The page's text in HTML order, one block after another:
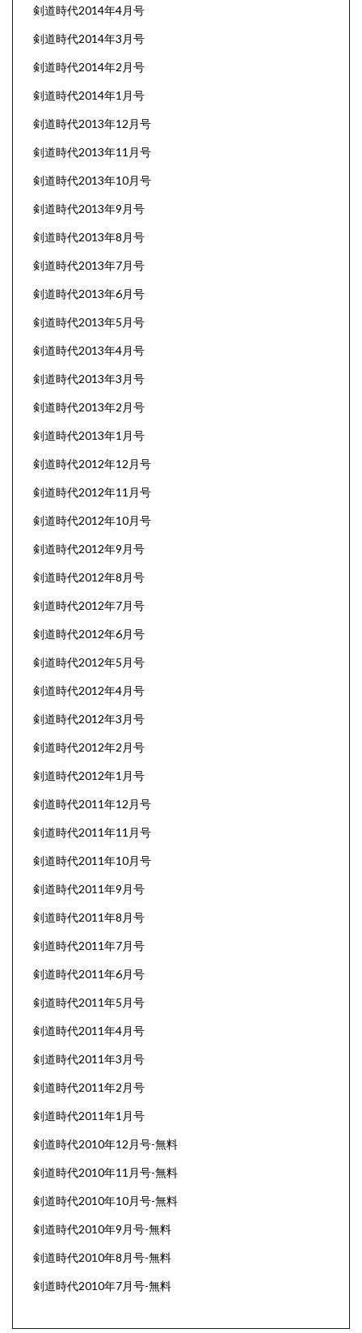
剣道時代2014年4月号
剣道時代2014年3月号
剣道時代2014年2月号
剣道時代2014年1月号
剣道時代2013年12月号
剣道時代2013年11月号
剣道時代2013年10月号
剣道時代2013年9月号
剣道時代2013年8月号
剣道時代2013年7月号
剣道時代2013年6月号
剣道時代2013年5月号
剣道時代2013年4月号
剣道時代2013年3月号
剣道時代2013年2月号
剣道時代2013年1月号
剣道時代2012年12月号
剣道時代2012年11月号
剣道時代2012年10月号
剣道時代2012年9月号
剣道時代2012年8月号
剣道時代2012年7月号
剣道時代2012年6月号
剣道時代2012年5月号
剣道時代2012年4月号
剣道時代2012年3月号
剣道時代2012年2月号
剣道時代2012年1月号
剣道時代2011年12月号
剣道時代2011年11月号
剣道時代2011年10月号
剣道時代2011年9月号
剣道時代2011年8月号
剣道時代2011年7月号
剣道時代2011年6月号
剣道時代2011年5月号
剣道時代2011年4月号
剣道時代2011年3月号
剣道時代2011年2月号
剣道時代2011年1月号
剣道時代2010年12月号-無料
剣道時代2010年11月号-無料
剣道時代2010年10月号-無料
剣道時代2010年9月号-無料
剣道時代2010年8月号-無料
剣道時代2010年7月号-無料